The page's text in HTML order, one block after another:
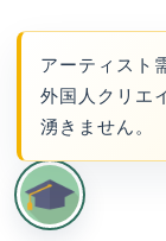
アーティスト
外国人クリエ
湧きません。